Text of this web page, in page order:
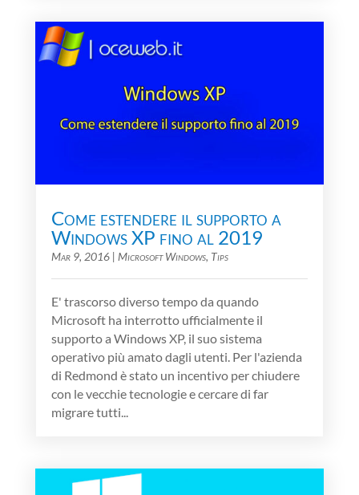
Come estendere il supporto a
Windows XP fino al 2019
Mar 9, 2016| Microsoft Windows, Tips
E' trascorso diverso tempo da quando
Microsoft ha interrotto ufficialmente il
supporto a Windows XP, il suo sistema
operativo più amato dagli utenti. Per l'azienda
di Redmond è stato un incentivo per chiudere
con le vecchie tecnologie e cercare di far
migrare tutti...